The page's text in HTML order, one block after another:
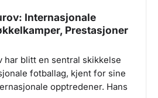
Internasjonale
Prestasjoner
har blitt en sentral skikkelse
fotballag, kjent for sine
opptredener. Hans